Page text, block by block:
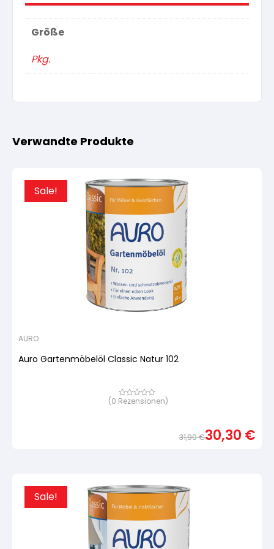
Größe
Pkg.
Verwandte Produkte
Sale!
AURO
Auro Gartenmöbelöl Classic Natur 102
Bewertet
(0 Rezensionen)
31,90€30,30 €
Sale!